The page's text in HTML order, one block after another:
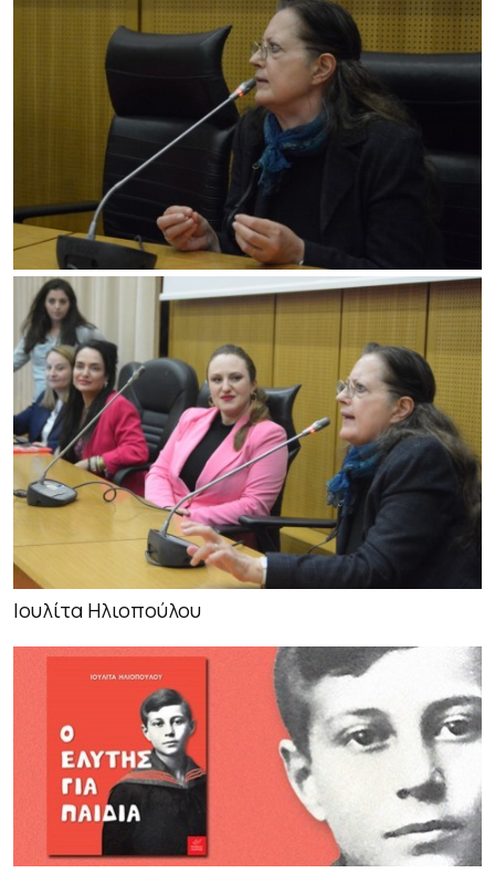
Ιουλίτα Ηλιοπούλου